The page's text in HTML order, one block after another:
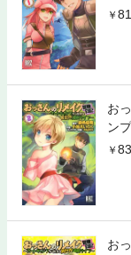
お
ン
お